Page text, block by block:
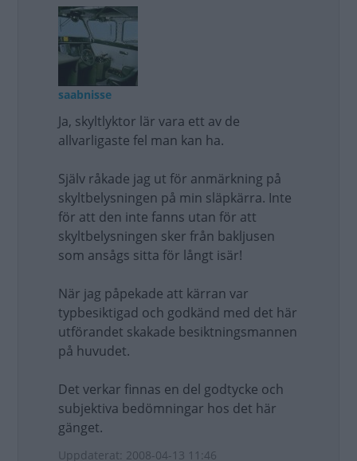
saabnisse
Ja, skyltlyktor lär vara ett av de
allvarligaste fel man kan ha.
Själv råkade jag ut för anmärkning på
skyltbelysningen på min släpkärra. Inte
för att den inte fanns utan för att
skyltbelysningen sker från bakljusen
som ansågs sitta för långt isär!
När jag påpekade att kärran var
typbesiktigad och godkänd med det här
utförandet skakade besiktningsmannen
på huvudet.
Det verkar finnas en del godtycke och
subjektiva bedömningar hos det här
gänget.
Uppdaterat: 2008-04-13 11:46